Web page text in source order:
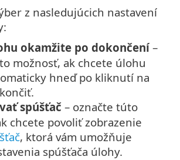
z nasledujúcich nastavení
okamžite po dokončení–
možnosť, ak chcete úlohu
hneď po kliknutí na
spúšťač– označte túto
chcete povoliť zobrazenie
, ktorá vám umožňuje
spúšťača úlohy.